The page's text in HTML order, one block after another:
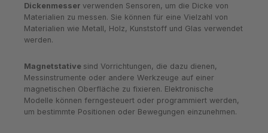
Dickenmesser verwenden Sensoren, um die Dicke von
Materialien zu messen. Sie können für eine Vielzahl von
Materialien wie Metall, Holz, Kunststoff und Glas verwendet
werden.
Magnetstative sind Vorrichtungen, die dazu dienen,
Messinstrumente oder andere Werkzeuge auf einer
magnetischen Oberfläche zu fixieren. Elektronische
Modelle können ferngesteuert oder programmiert werden,
um bestimmte Positionen oder Bewegungen einzunehmen.